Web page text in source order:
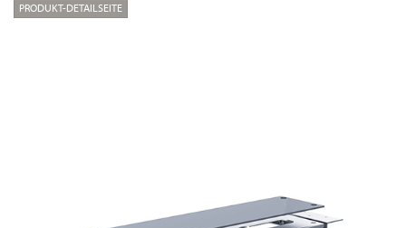
PRODUKT-DETAILSEITE